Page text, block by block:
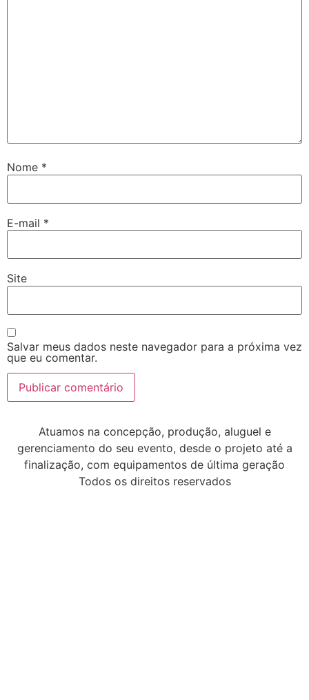
Nome *
E-mail *
Site
Salvar meus dados neste navegador para a próxima vez
que eu comentar.
Atuamos na concepção, produção, aluguel e
gerenciamento do seu evento, desde o projeto até a
finalização, com equipamentos de última geração
Todos os direitos reservados